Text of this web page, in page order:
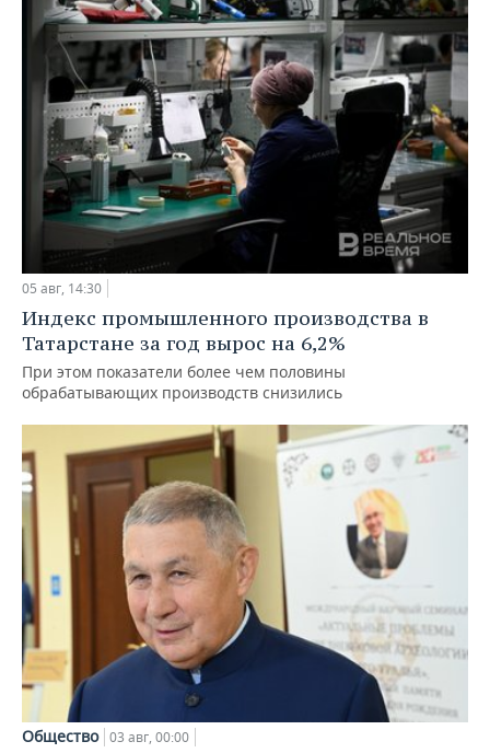
05 авг, 14:30
Индекс промышленного производства в
Татарстане за год вырос на 6,2%
При этом показатели более чем половины
обрабатывающих производств снизились
Общество 03 авг, 00:00